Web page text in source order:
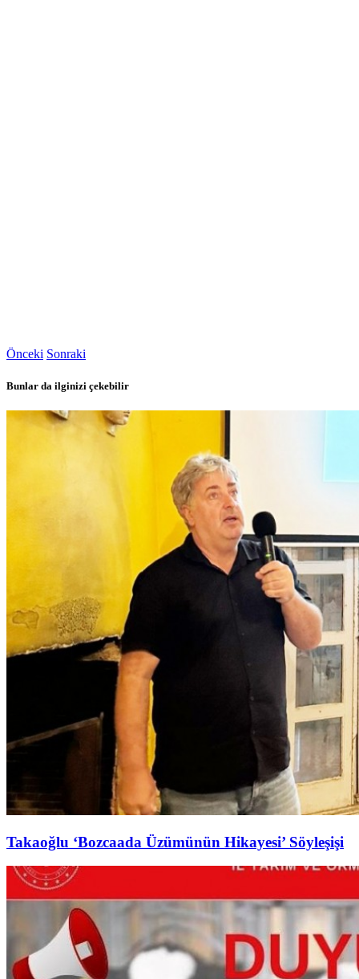
Önceki Sonraki
Bunlar da ilginizi çekebilir
Takaoğlu ‘Bozcaada Üzümünün Hikayesi’ Söyleşişi